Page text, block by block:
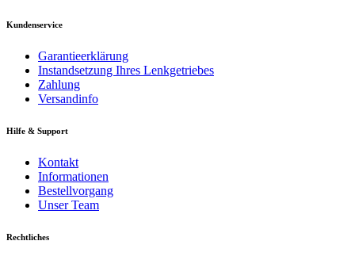
Kundenservice
Garantieerklärung
Instandsetzung Ihres Lenkgetriebes
Zahlung
Versandinfo
Hilfe & Support
Kontakt
Informationen
Bestellvorgang
Unser Team
Rechtliches